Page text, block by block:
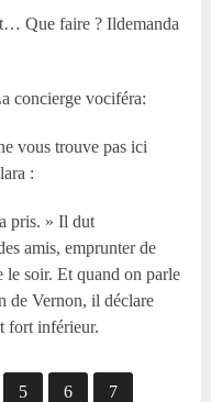
Que faire ? Ildemanda
concierge vociféra:
vous trouve pas ici
:
pris. » Il dut
amis, emprunter de
le soir. Et quand on parle
de Vernon, il déclare
fort inférieur.
5 6 7